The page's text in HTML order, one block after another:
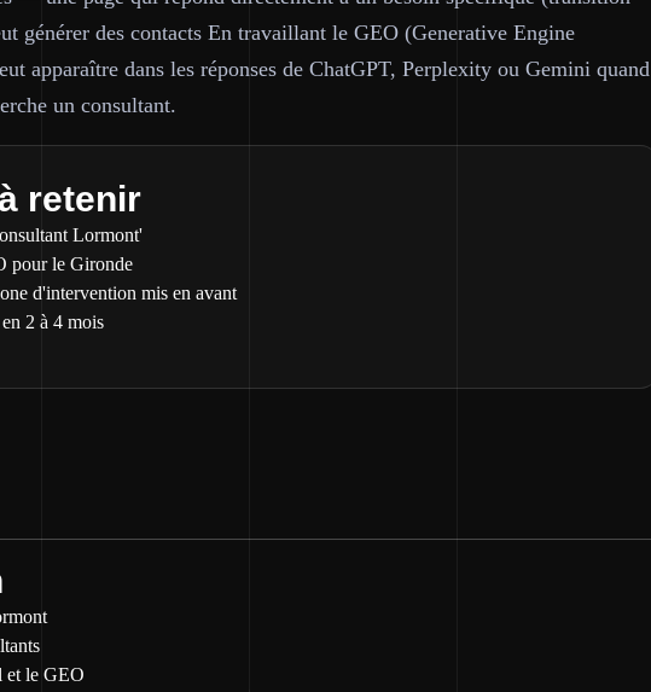
générer des contacts En travaillant le GEO (Generative Engine
apparaître dans les réponses de ChatGPT, Perplexity ou Gemini quand
un consultant.
retenir
Lormont'
pour le Gironde
d'intervention mis en avant
2 à 4 mois
et le GEO